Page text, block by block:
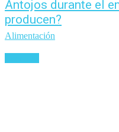
Antojos durante el
producen?
Alimentación